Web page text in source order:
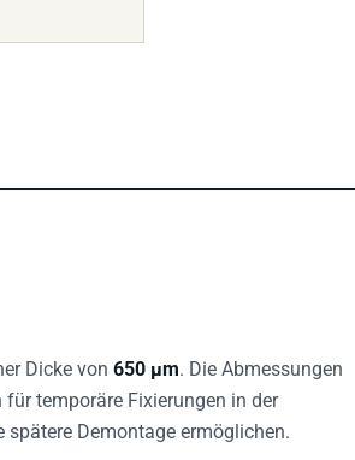
Dicke von 650 µm . Die Abmessungen
für temporäre Fixierungen in der
Demontage ermöglichen.